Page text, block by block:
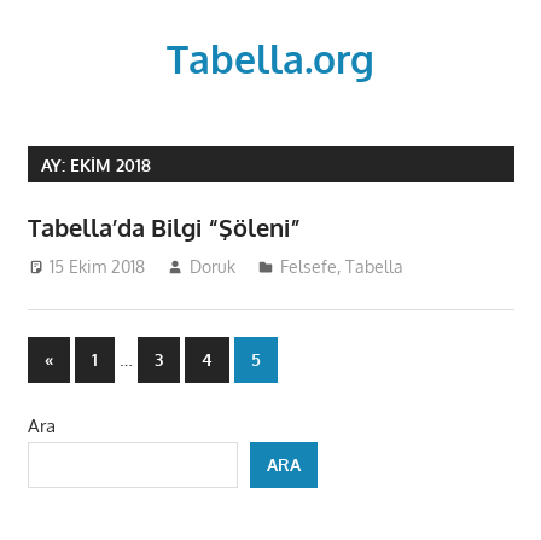
Tabella.org
AY: EKIM 2018
Tabella’da Bilgi “Şöleni”
15 Ekim 2018 Doruk Felsefe,Tabella
Yazı
«Previous
Posts
1 … 3 4 5
Ara
ARA